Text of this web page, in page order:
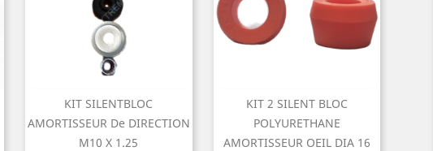
KIT SILENTBLOC
AMORTISSEUR De DIRECTION
M10 X 1.25
Aperçu rapide
KIT 2 SILENT BLOC
POLYURETHANE
AMORTISSEUR OEIL DIA 16
Aperçu rapide